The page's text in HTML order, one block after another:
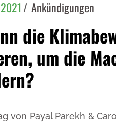
Ankündigungen
die
um die
von Payal Parekh &